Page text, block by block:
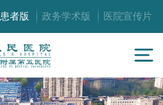
患者版 政务学术版 医院宣传片